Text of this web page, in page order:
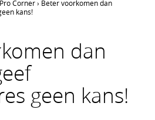
Pro Corner› Beter voorkomen dan
kans!
dan
geen kans!